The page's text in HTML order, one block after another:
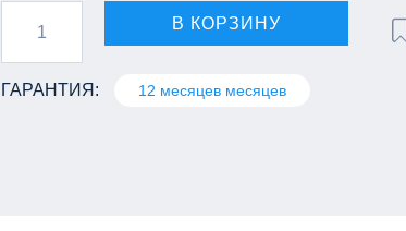
В КОРЗИНУ
ГАРАНТИЯ: 12 месяцев месяцев